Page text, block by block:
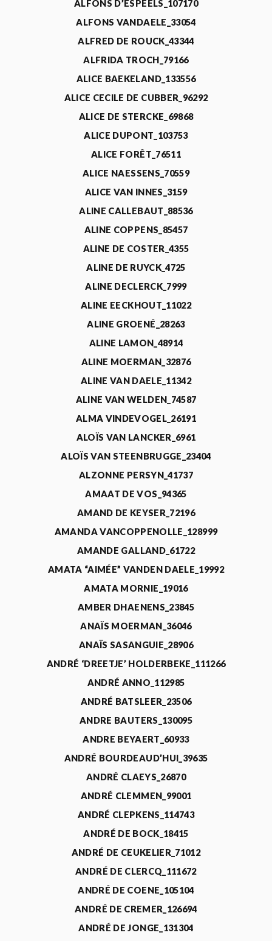
ALFONS D’ESPEELS_107170
ALFONS VANDAELE_33054
ALFRED DE ROUCK_43344
ALFRIDA TROCH_79166
ALICE BAEKELAND_133556
ALICE CECILE DE CUBBER_96292
ALICE DE STERCKE_69868
ALICE DUPONT_103753
ALICE FORÊT_76511
ALICE NAESSENS_70559
ALICE VAN INNES_3159
ALINE CALLEBAUT_88536
ALINE COPPENS_85457
ALINE DE COSTER_4355
ALINE DE RUYCK_4725
ALINE DECLERCK_7999
ALINE EECKHOUT_11022
ALINE GROENÉ_28263
ALINE LAMON_48914
ALINE MOERMAN_32876
ALINE VAN DAELE_11342
ALINE VAN WELDEN_74587
ALMA VINDEVOGEL_26191
ALOÏS VAN LANCKER_6961
ALOÏS VAN STEENBRUGGE_23404
ALZONNE PERSYN_41737
AMAAT DE VOS_94365
AMAND DE KEYSER_72196
AMANDA VANCOPPENOLLE_128999
AMANDE GALLAND_61722
AMATA “AIMÉE” VANDEN DAELE_19992
AMATA MORNIE_19016
AMBER DHAENENS_23845
ANAÏS MOERMAN_36046
ANAÏS SASANGUIE_28906
ANDRÉ ‘DREETJE’ HOLDERBEKE_111266
ANDRÉ ANNO_112985
ANDRÉ BATSLEER_23506
ANDRE BAUTERS_130095
ANDRE BEYAERT_60933
ANDRÉ BOURDEAUD’HUI_39635
ANDRÉ CLAEYS_26870
ANDRÉ CLEMMEN_99001
ANDRÉ CLEPKENS_114743
ANDRÉ DE BOCK_18415
ANDRÉ DE CEUKELIER_71012
ANDRÉ DE CLERCQ_111672
ANDRÉ DE COENE_105104
ANDRÉ DE CREMER_126694
ANDRÉ DE JONGE_131304